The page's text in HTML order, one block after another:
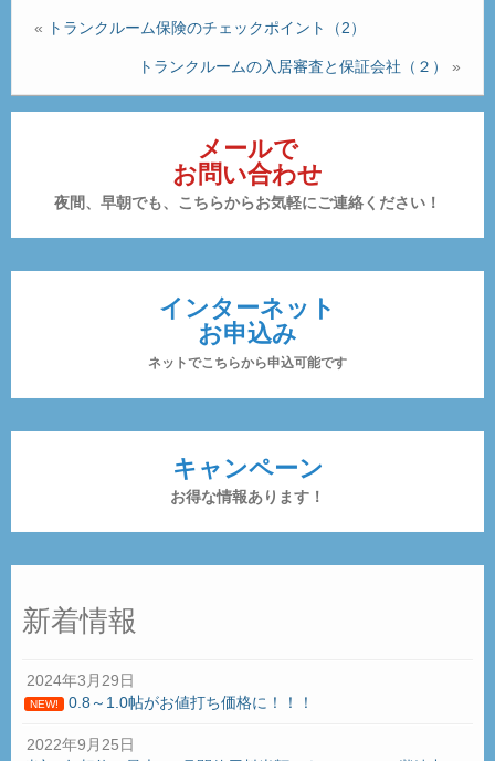
メールで
お問い合わせ
夜間、早朝でも、こちらからお気軽にご連絡ください！
インターネット
お申込み
ネットでこちらから申込可能です
キャンペーン
お得な情報あります！
新着情報
2024年3月29日
NEW! 0.8～1.0帖がお値打ち価格に！！！
2022年9月25日
« トランクルーム保険のチェックポイント（2）
トランクルームの入居審査と保証会社（２） »